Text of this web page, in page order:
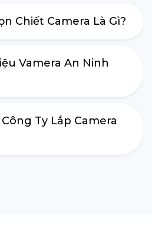
Chiết Camera Là Gì?
Vamera An Ninh
Ty Lắp Camera